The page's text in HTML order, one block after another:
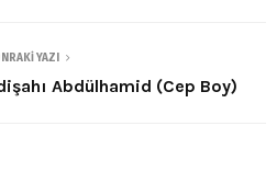
YAZI
Abdülhamid (Cep Boy)